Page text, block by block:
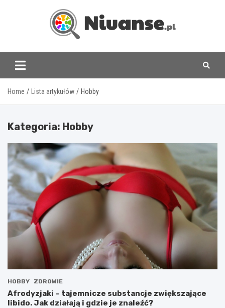
www.niuanse.pl
Home Lista artykułów Hobby
Kategoria: Hobby
HOBBY ZDROWIE
Afrodyzjaki – tajemnicze substancje zwiększające
libido. Jak działają i gdzie je znaleźć?